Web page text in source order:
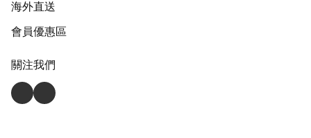
海外直送
會員優惠區
關注我們